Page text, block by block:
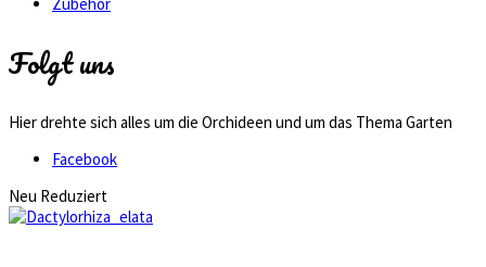
Zubehör
Folgt uns
Hier drehte sich alles um die Orchideen und um das Thema Garten
Facebook
Neu Reduziert